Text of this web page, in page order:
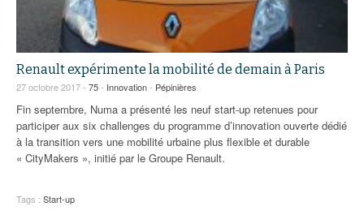
Renault expérimente la mobilité de demain à Paris
27 octobre 2017 - 75- Innovation- Pépinières
Fin septembre, Numa a présenté les neuf start-up retenues pour
participer aux six challenges du programme d’innovation ouverte dédié
à la transition vers une mobilité urbaine plus flexible et durable
« CityMakers », initié par le Groupe Renault.
Tags : Start-up